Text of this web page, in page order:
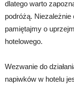
dlatego warto
podróżą.
pamiętajmy o
hotelowego.
Wezwanie do
napiwków w hotelu